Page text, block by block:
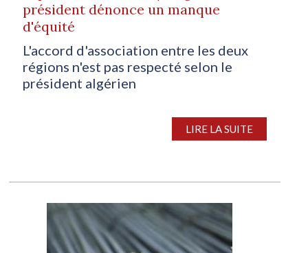
président dénonce un manque
d'équité
L'accord d'association entre les deux
régions n'est pas respecté selon le
président algérien
de la République algérienne, concernant les nouveaux
les deux régions. A...
LIRE LA SUITE